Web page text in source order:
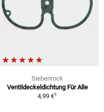
Siebenrock
Ventildeckeldichtung Für Alle
4,99 €1